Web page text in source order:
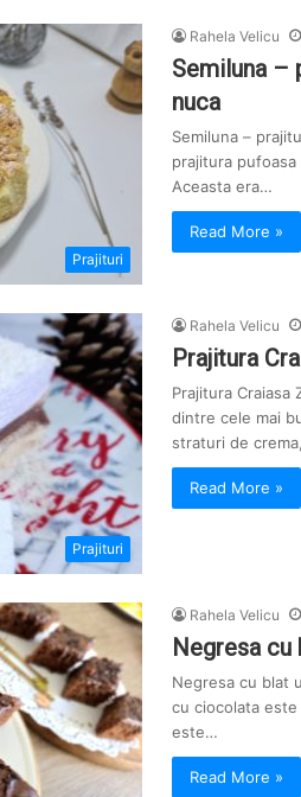
Prajituri
Rahela Velicu
Semiluna –
nuca
Semiluna –
prajitura
Aceasta era…
Read More »
Prajituri
Rahela Velicu
Prajitura
Prajitura Craiasa
dintre cele mai
straturi de
Read More »
Rahela Velicu
Negresa
Negresa cu blat
cu ciocolata
este…
Read More »